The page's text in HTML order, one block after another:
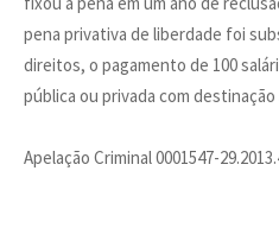
pena privativa de liberdade foi
direitos, o pagamento de 100
pública ou privada com destinação
Apelação Criminal 0001547-